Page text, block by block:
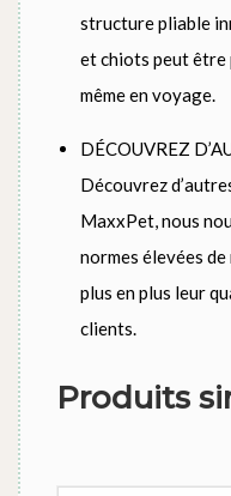
structure pliable
et chiots peut être
même en voyage.
DÉCOUVREZ
Découvrez
MaxxPet, nous
normes élevées
plus en plus leur
clients.
Produits